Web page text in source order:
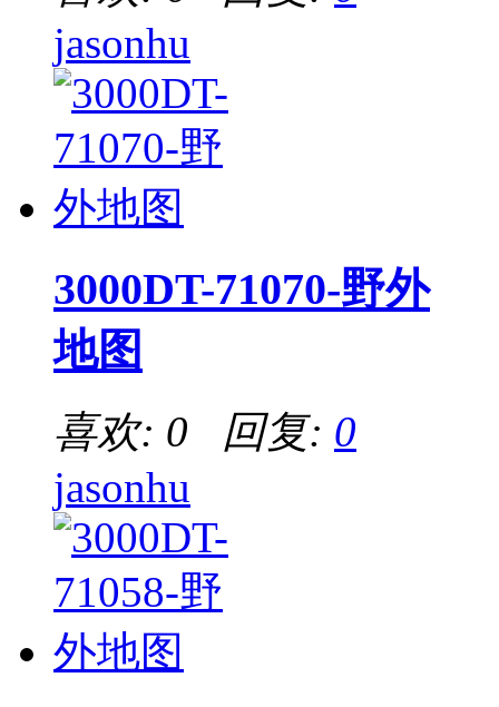
jasonhu
3000DT-71070-野外
地图
喜欢: 0 回复: 0
jasonhu